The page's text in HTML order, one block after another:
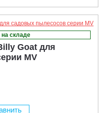
складе
Goat для
MV